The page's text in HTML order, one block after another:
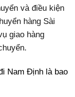
và điều kiện
hàng Sài
giao hàng
Nam Định là bao